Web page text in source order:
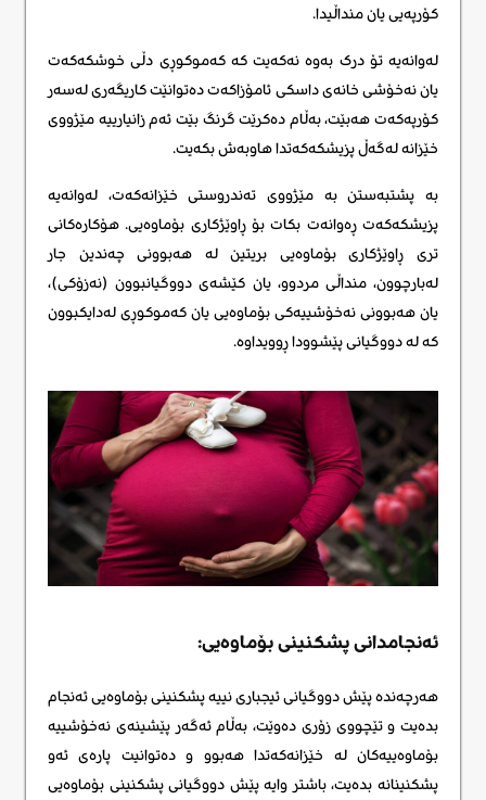
کۆرپەیی یان منداڵیدا.
لەوانەیە تۆ درک بەوە نەکەیت کە کەموکوڕی دڵی خوشکەکەت
یان نەخۆشی خانەی داسکی ئامۆزاکەت دەتوانێت کاریگەری لەسەر
کۆرپەکەت هەبێت، بەڵام دەکرێت گرنگ بێت ئەم زانیارییە مێژووی
خێزانە لەگەڵ پزیشکەکەتدا هاوبەش بکەیت.
بە پشتبەستن بە مێژووی تەندروستی خێزانەکەت، لەوانەیە
پزیشکەکەت ڕەوانەت بکات بۆ ڕاوێژکاری بۆماوەیی. هۆکارەکانی
تری ڕاوێژکاری بۆماوەیی بریتین لە هەبوونی چەندین جار
لەبارچوون، منداڵی مردوو، یان کێشەی دووگیانبوون (نەزۆکی)،
یان هەبوونی نەخۆشییەکی بۆماوەیی یان کەموکوڕی لەدایکبوون
کە لە دووگیانی پێشوودا ڕوویداوە.
ئەنجامدانی پشکنینی بۆماوەیی:
هەرچەندە پێش دووگیانی ئیجباری نییە پشکنینی بۆماوەیی ئەنجام
بدەیت و تێچووی زۆری دەوێت، بەڵام ئەگەر پێشینەی نەخۆشییە
بۆماوەییەکان لە خێزانەکەتدا هەبوو و دەتوانیت پارەی ئەو
پشکنینانە بدەیت، باشتر وایە پێش دووگیانی پشکنینی بۆماوەیی